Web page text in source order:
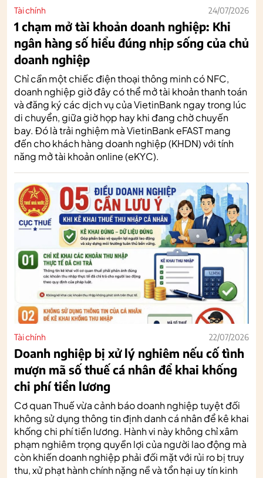
Tài chính 24/07/2026
1 chạm mở tài khoản doanh nghiệp: Khi
ngân hàng số hiểu đúng nhịp sống của chủ
doanh nghiệp
Chỉ cần một chiếc điện thoại thông minh có NFC,
doanh nghiệp giờ đây có thể mở tài khoản thanh toán
và đăng ký các dịch vụ của VietinBank ngay trong lúc
di chuyển, giữa giờ họp hay khi đang chờ chuyến
bay. Đó là trải nghiệm mà VietinBank eFAST mang
đến cho khách hàng doanh nghiệp (KHDN) với tính
năng mở tài khoản online (eKYC).
Tài chính 22/07/2026
Doanh nghiệp bị xử lý nghiêm nếu cố tình
mượn mã số thuế cá nhân để khai khống
chi phí tiền lương
Cơ quan Thuế vừa cảnh báo doanh nghiệp tuyệt đối
không sử dụng thông tin định danh cá nhân để kê khai
khống chi phí tiền lương. Hành vi này không chỉ xâm
phạm nghiêm trọng quyền lợi của người lao động mà
còn khiến doanh nghiệp phải đối mặt với rủi ro bị truy
thu, xử phạt hành chính nặng nề và tổn hại uy tín kinh